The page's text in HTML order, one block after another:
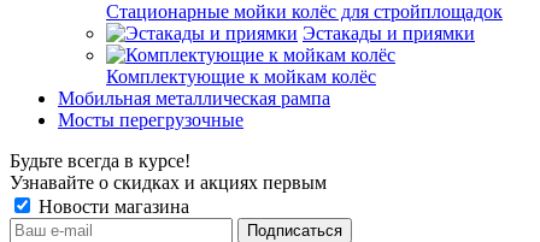
Стационарные мойки колёс для стройплощадок
Эстакады и приямки
Комплектующие к мойкам колёс
Мобильная металлическая рампа
Мосты перегрузочные
Будьте всегда в курсе!
Узнавайте о скидках и акциях первым
Новости магазина